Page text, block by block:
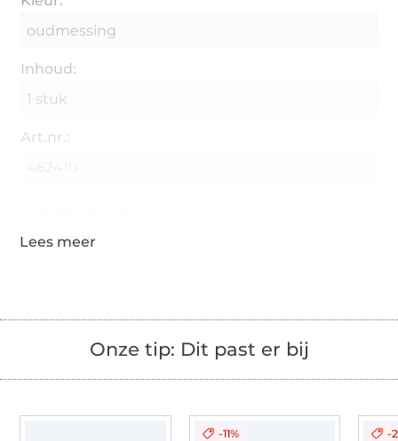
oudmessing
Inhoud:
1 stuk
Art.nr.:
Onze tip: Dit past er bij
-11% -